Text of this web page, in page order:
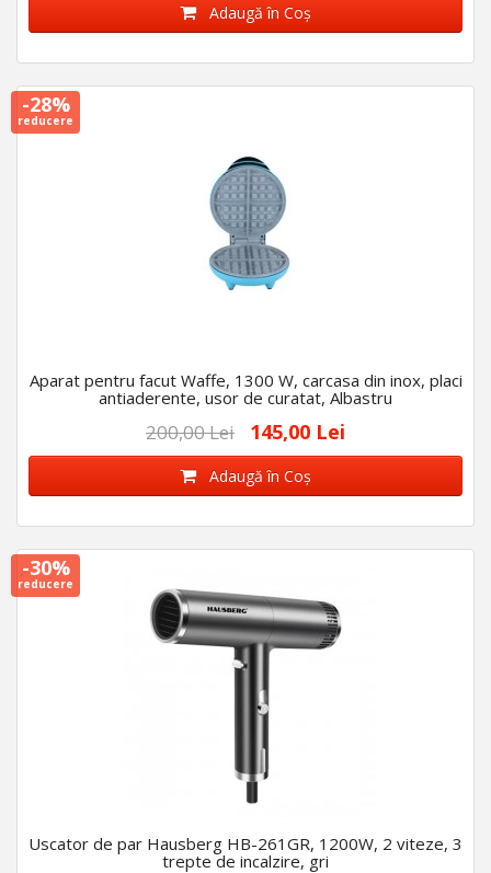
Adaugă în Coş
-28%
reducere
Aparat pentru facut Waffe, 1300 W, carcasa din inox, placi
antiaderente, usor de curatat, Albastru
200,00 Lei 145,00 Lei
Adaugă în Coş
-30%
reducere
Uscator de par Hausberg HB-261GR, 1200W, 2 viteze, 3
trepte de incalzire, gri